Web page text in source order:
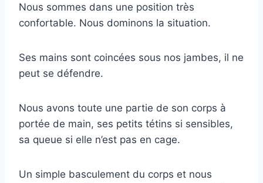
Nous sommes dans une position très
confortable. Nous dominons la situation.
Ses mains sont coincées sous nos jambes, il ne
peut se défendre.
Nous avons toute une partie de son corps à
portée de main, ses petits tétins si sensibles,
sa queue si elle n’est pas en cage.
Un simple basculement du corps et nous